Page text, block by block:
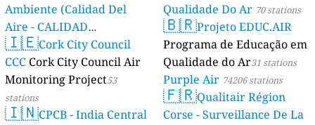
Ambiente (Calidad Del
Aire - CALIDAD
AMBIENTAL) 23 stations
🇮🇪Cork City Council
CCC Cork City Council Air
Monitoring Project53
stations
🇮🇳CPCB - India Central
Qualidade Do Ar 70 stations
🇧🇷Projeto EDUC.AIR
Programa de Educação em
Qualidade do Ar31 stations
Purple Air 74206 stations
🇫🇷Qualitair Région
Corse - Surveillance De La